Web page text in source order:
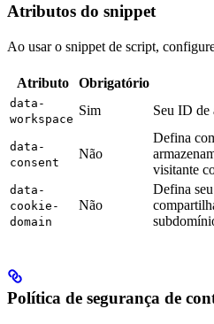
Atributos do snippet
Ao usar o snippet de script,
Atributo Obrigatório
data-
workspace
Sim Seu ID de
data-
consent
Não
Defina
visitante
data-
cookie-
domain
Não
Defina
Política de segurança de